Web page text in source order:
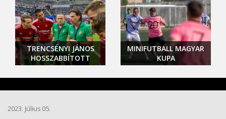
TRENCSÉNYI JÁNOS
HOSSZABBÍTOTT
MINIFUTBALL MAGYAR
KUPA
2023. Július 05.